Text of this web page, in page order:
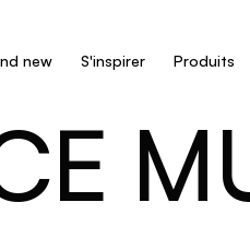
new S'inspirer Produits